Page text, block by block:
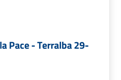
Pace - Terralba 29-